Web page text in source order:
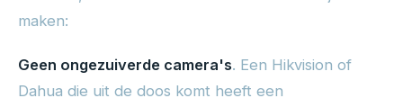
maken:
Geen ongezuiverde camera's. Een Hikvision of
Dahua die uit de doos komt heeft een